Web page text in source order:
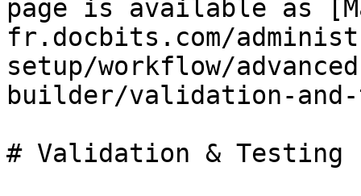
page is available as
fr.docbits.com/
setup/workflow/
builder/validation-
# Validation & Testing